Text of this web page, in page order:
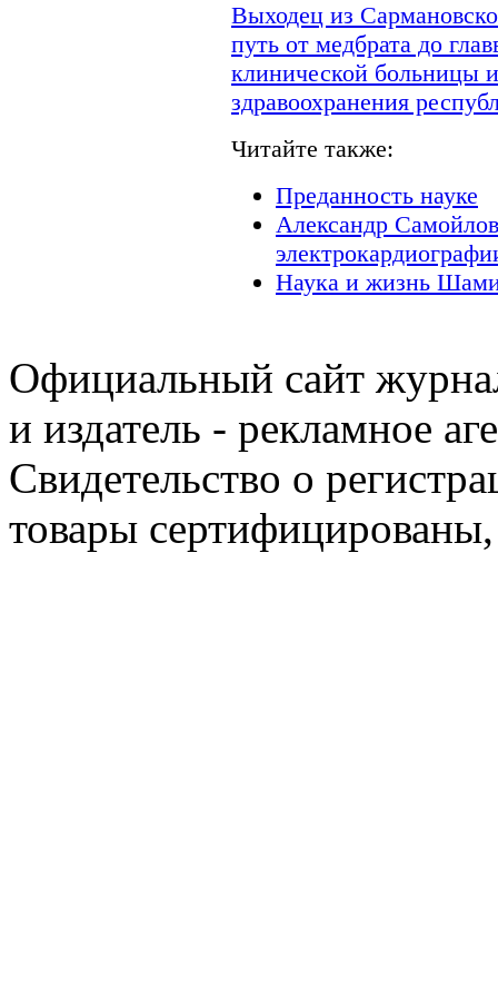
Выходец из
путь от медбрата до
клинической больницы
здравоохранения
Читайте также:
Преданность науке
Александр
Наука и жизнь
Официальный сайт
и издатель - рекламное
Свидетельство о
товары